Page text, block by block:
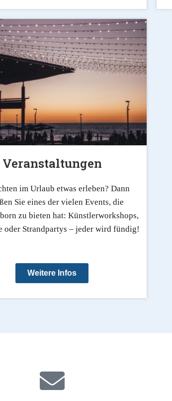
Veranstaltungen
im Urlaub etwas erleben? Dann
Sie eines der vielen Events, die
zu bieten hat: Künstlerworkshops,
oder Strandpartys – jeder wird fündig!
Weitere Infos